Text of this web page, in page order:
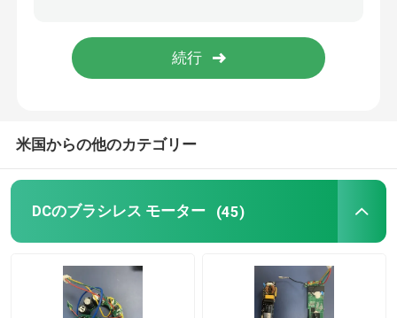
米国からの他のカテゴリー
DCのブラシレス モーター (45)